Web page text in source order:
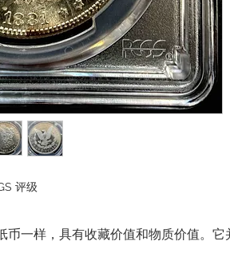
评级
币一样，具有收藏价值和物质价值。